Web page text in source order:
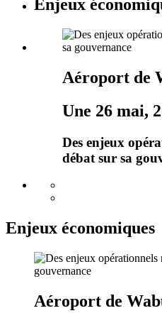
Enjeux
Aéroport de
Une 26 mai,
Des enjeux
débat sur sa
Enjeux économiques
Aéroport de